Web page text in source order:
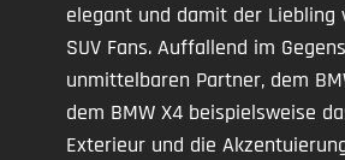
elegant und damit der Liebling
SUV Fans. Auffallend im
unmittelbaren Partner, dem
dem BMW X4 beispielsweise
Exterieur und die